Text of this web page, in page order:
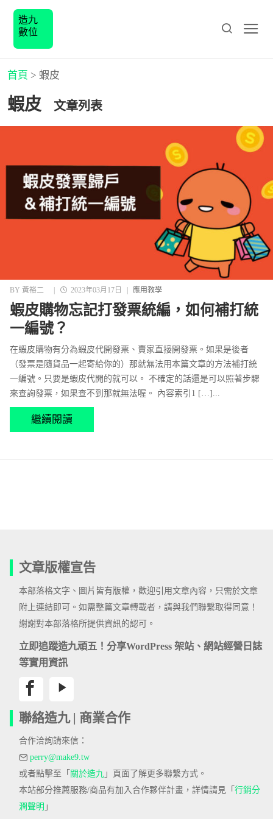
造九
數位
首頁 > 蝦皮
蝦皮 文章列表
BY 黃裕二 2023年03月17日 應用教學
蝦皮購物忘記打發票統編，如何補打統
一編號？
在蝦皮購物有分為蝦皮代開發票、賣家直接開發票。如果是後者
（發票是隨貨品一起寄給你的）那就無法用本篇文章的方法補打統
一編號。只要是蝦皮代開的就可以。 不確定的話還是可以照著步驟
來查詢發票，如果查不到那就無法喔。 內容索引1 […]...
繼續閱讀
文章版權宣告
本部落格文字、圖片皆有版權，歡迎引用文章內容，只需於文章
附上連結即可。如需整篇文章轉載者，請與我們聯繫取得同意！
謝謝對本部落格所提供資訊的認可。
立即追蹤造九頑五！分享WordPress 架站、網站經營日誌
等實用資訊
聯絡造九 | 商業合作
合作洽詢請來信：
perry@make9.tw
或者點擊至「 關於造九 」頁面了解更多聯繫方式。
本站部分推薦服務/商品有加入合作夥伴計畫，詳情請見「 行銷分
潤聲明 」